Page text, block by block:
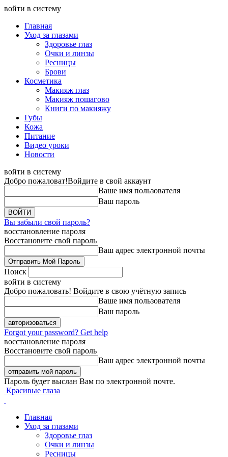
войти в систему
Главная
Уход за глазами
Здоровье глаз
Очки и линзы
Ресницы
Брови
Косметика
Макияж глаз
Макияж пошагово
Книги по макияжу
Губы
Кожа
Питание
Видео уроки
Новости
войти в систему
Добро пожаловат!Войдите в свой аккаунт
Ваше имя пользователя
Ваш пароль
Вы забыли свой пароль?
восстановление пароля
Восстановите свой пароль
Ваш адрес электронной почты
Поиск
войти в систему
Добро пожаловать! Войдите в свою учётную запись
Ваше имя пользователя
Ваш пароль
Forgot your password? Get help
восстановление пароля
Восстановите свой пароль
Ваш адрес электронной почты
Пароль будет выслан Вам по электронной почте.
Красивые глаза
Главная
Уход за глазами
Здоровье глаз
Очки и линзы
Ресницы